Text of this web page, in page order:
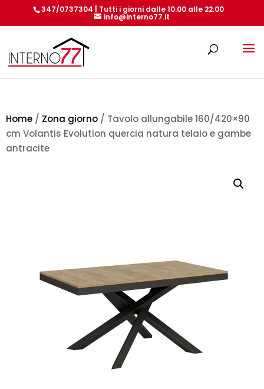
347/0737304 | Tutti i giorni dalle 10.00 alle 22.00
info@interno77.it
Home / Zona giorno / Tavolo allungabile 160/420×90
cm Volantis Evolution quercia natura telaio e gambe
antracite